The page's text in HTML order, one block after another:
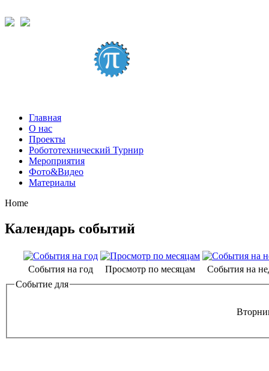
Главная
О нас
Проекты
Робототехнический Турнир
Мероприятия
Фото&Видео
Материалы
Home
Календарь событий
События на год Просмотр по месяцам
События на
Событие для